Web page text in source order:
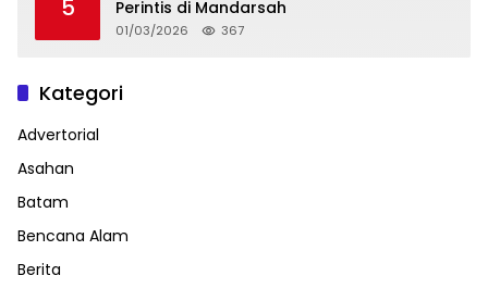
5
Perintis di Mandarsah
01/03/2026 367
Kategori
Advertorial
Asahan
Batam
Bencana Alam
Berita